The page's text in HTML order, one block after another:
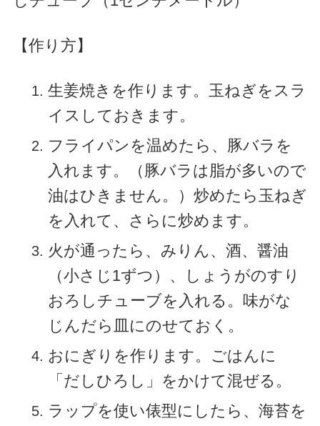
【作り方】
生姜焼きを作ります。玉ねぎをスラ
イスしておきます。
フライパンを温めたら、豚バラを
入れます。（豚バラは脂が多いので
油はひきません。）炒めたら玉ねぎ
を入れて、さらに炒めます。
火が通ったら、みりん、酒、醤油
（小さじ1ずつ）、しょうがのすり
おろしチューブを入れる。味がな
じんだら皿にのせておく。
おにぎりを作ります。ごはんに
「だしひろし」をかけて混ぜる。
ラップを使い俵型にしたら、海苔を